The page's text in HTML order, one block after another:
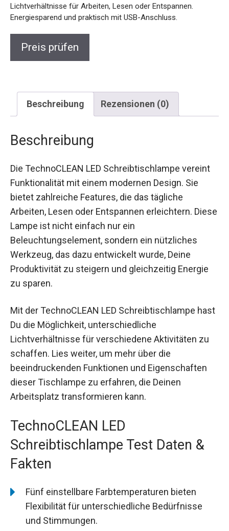
Lichtverhältnisse für Arbeiten, Lesen oder Entspannen.
Energiesparend und praktisch mit USB-Anschluss.
Preis prüfen
Beschreibung Rezensionen (0)
Beschreibung
Die TechnoCLEAN LED Schreibtischlampe vereint
Funktionalität mit einem modernen Design. Sie
bietet zahlreiche Features, die das tägliche
Arbeiten, Lesen oder Entspannen erleichtern. Diese
Lampe ist nicht einfach nur ein
Beleuchtungselement, sondern ein nützliches
Werkzeug, das dazu entwickelt wurde, Deine
Produktivität zu steigern und gleichzeitig Energie
zu sparen.
Mit der TechnoCLEAN LED Schreibtischlampe hast
Du die Möglichkeit, unterschiedliche
Lichtverhältnisse für verschiedene Aktivitäten zu
schaffen. Lies weiter, um mehr über die
beeindruckenden Funktionen und Eigenschaften
dieser Tischlampe zu erfahren, die Deinen
Arbeitsplatz transformieren kann.
TechnoCLEAN LED
Schreibtischlampe Test Daten &
Fakten
Fünf einstellbare Farbtemperaturen bieten
Flexibilität für unterschiedliche Bedürfnisse
und Stimmungen.